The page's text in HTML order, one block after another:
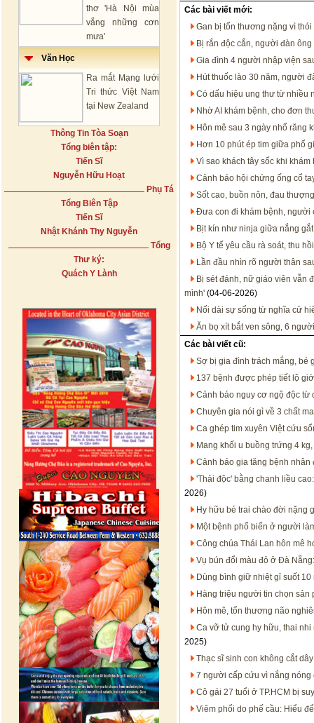
thơ 'Hà Nội mùa
vắng những cơn
mưa'
Văn Học
Ra mắt Mạng lưới
Tri thức Việt Nam
tại New Zealand
Thông Tin Tòa Soạn
Tổng biên tập:
Tiến Sĩ
Nguyễn Hữu Hoạt
Phụ Tá
Tổng Biên Tập
Tiến Sĩ
Nhật Khánh Thy Nguyễn
Tổng
Thư ký:
Quách Y Lành
Các bài viết mới:
Gan bị tổn thương nặng vì
Bị rắn độc cắn, người đàn
Gia đình 4 người nhập viện
Hút thuốc lào 30 năm, người
Có dấu hiệu ung thư từ nhiều
Nhờ AI khám bệnh, cho đơn
Hôn mê sau 3 ngày nhổ răng
Hơn 10 phút ép tim giữa phố
Vì sao khách tây sốc khi
Cảnh báo hội chứng ống cổ
Sốt cao, buồn nôn, đau
Đưa con đi khám bệnh, người
Bịt kín như ninja giữa nắng
Bộ Y tế yêu cầu rà soát, thu
Lần đầu nhìn rõ người thân
Bị sét đánh, nữ giáo viên vẫn
mình' (04-06-2026)
Nối dài sự sống từ nghĩa cử
Ăn bọ xít bắt ven sông, 6
Các bài viết cũ:
Sợ bị gia đình trách mắng, bé
137 bệnh được phép tiết lộ
Cảnh báo nguy cơ ngộ độc từ
Chuyên gia nói gì về 3 chất
Ca ghép tim xuyên Việt cứu
Mang khối u buồng trứng 4
Cảnh báo gia tăng bệnh nhân
'Thải độc' bằng chanh liều
2026)
Hy hữu bé trai chào đời nặng
Một bệnh phổ biến ở người
Công chúa Thái Lan hôn mê
Vụ bún đổi màu đỏ ở Đà
Dùng bình giữ nhiệt gỉ suốt
Hàng triệu người tin chọn sản
Hôn mê, tổn thương não
Ca vỡ tử cung hy hữu, thai
2025)
Thạc sĩ sinh con không cắt
7 người cấp cứu vì nắng nóng
Cô gái 27 tuổi ở TP.HCM bị
Viêm phổi do phế cầu: Hiểu